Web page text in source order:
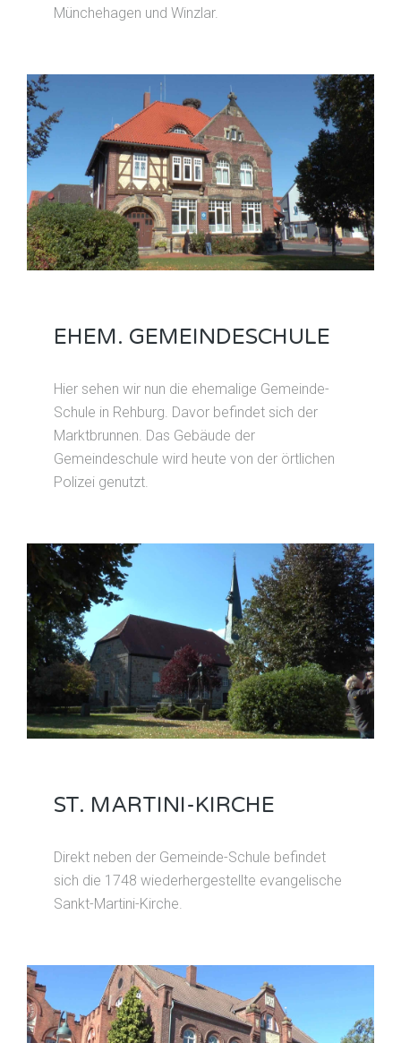
Münchehagen und Winzlar.
EHEM. GEMEINDESCHULE
Hier sehen wir nun die ehemalige Gemeinde-
Schule in Rehburg. Davor befindet sich der
Marktbrunnen. Das Gebäude der
Gemeindeschule wird heute von der örtlichen
Polizei genutzt.
ST. MARTINI-KIRCHE
Direkt neben der Gemeinde-Schule befindet
sich die 1748 wiederhergestellte evangelische
Sankt-Martini-Kirche.